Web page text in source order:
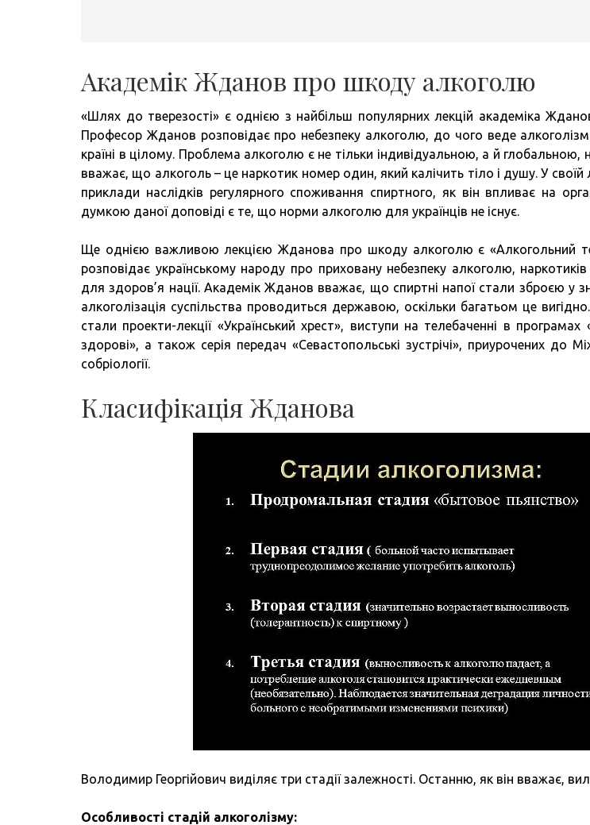
Академік Жданов про шкоду алкоголю
«Шлях до тверезості» є однією з найбільш популярних лекцій академіка
Професор Жданов розповідає про небезпеку алкоголю, до чого веде алкоголізм
країні в цілому. Проблема алкоголю є не тільки індивідуальною, а й глобальною,
вважає, що алкоголь – це наркотик номер один, який калічить тіло і душу. У своїй
приклади наслідків регулярного споживання спиртного, як він впливає на
думкою даної доповіді є те, що норми алкоголю для українців не існує.
Ще однією важливою лекцією Жданова про шкоду алкоголю є «Алкогольний
розповідає українському народу про приховану небезпеку алкоголю, наркотиків
для здоров’я нації. Академік Жданов вважає, що спиртні напої стали зброєю у
алкоголізація суспільства проводиться державою, оскільки багатьом це
стали проекти-лекції «Український хрест», виступи на телебаченні в програмах
здорові», а також серія передач «Севастопольські зустрічі», приурочених до
собріології.
Класифікація Жданова
Володимир Георгійович виділяє три стадії залежності. Останню, як він вважає,
Особливості стадій алкоголізму: